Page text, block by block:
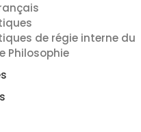
de régie interne du
Philosophie